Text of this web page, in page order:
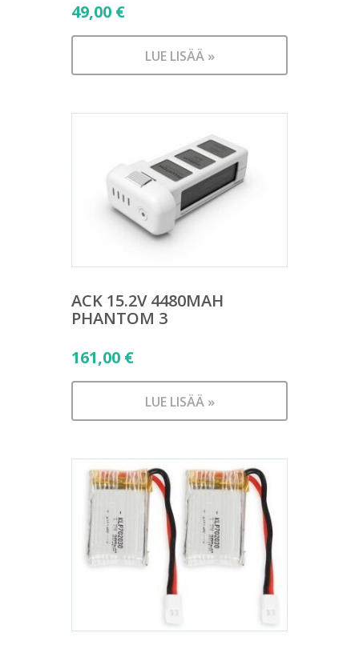
49,00 €
LUE LISÄÄ »
ACK 15.2V 4480MAH
PHANTOM 3
161,00 €
LUE LISÄÄ »